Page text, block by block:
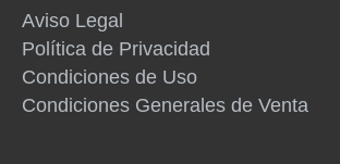
Aviso Legal
Política de Privacidad
Condiciones de Uso
Condiciones Generales de Venta